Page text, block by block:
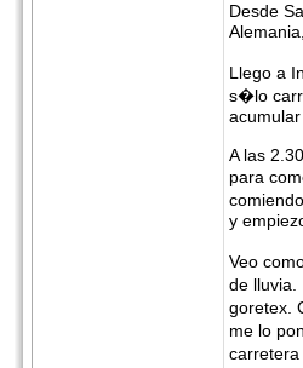
Desde
Llego a
s�lo
A las
para
y
Veo
de lluvia.
goretex.
me lo